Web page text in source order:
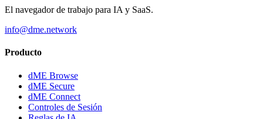
El navegador de trabajo para IA y SaaS.
info@dme.network
Producto
dME Browse
dME Secure
dME Connect
Controles de Sesión